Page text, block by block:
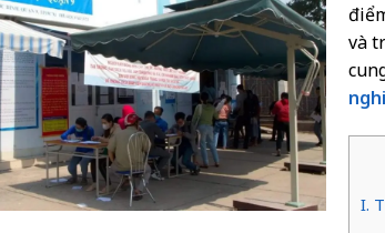
và
I.